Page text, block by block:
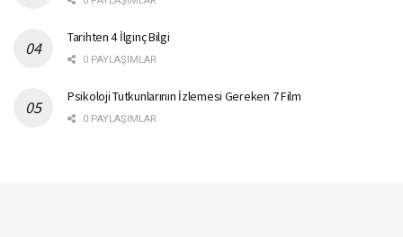
Tarihten 4 İlginç Bilgi
0 PAYLAŞIMLAR
Psikoloji Tutkunlarının İzlemesi Gereken 7 Film
0 PAYLAŞIMLAR